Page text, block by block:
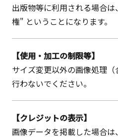
出版物等に利用される場合
権" ということになります。
【使用・加工の制限等】
サイズ変更以外の画像処理
行わないでください。
【クレジットの表示】
画像データを掲載した場合